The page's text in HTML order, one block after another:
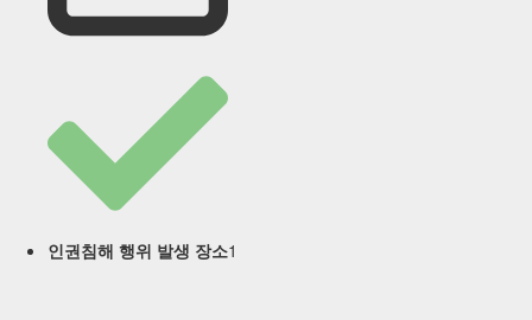
인권침해 행위 발생 장소1